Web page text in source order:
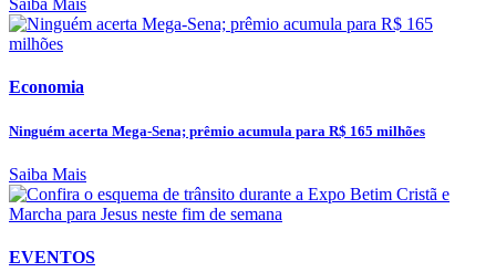
Saiba Mais
Economia
Ninguém acerta Mega-Sena; prêmio acumula para R$ 165 milhões
Saiba Mais
EVENTOS